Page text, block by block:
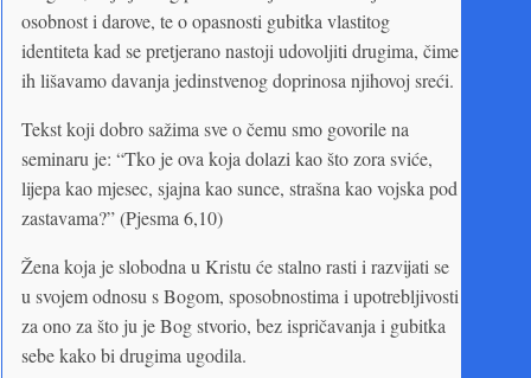
osobnost i darove, te o opasnosti gubitka vlastitog
identiteta kad se pretjerano nastoji udovoljiti drugima, čime
ih lišavamo davanja jedinstvenog doprinosa njihovoj sreći.
Tekst koji dobro sažima sve o čemu smo govorile na
seminaru je: “Tko je ova koja dolazi kao što zora sviće,
lijepa kao mjesec, sjajna kao sunce, strašna kao vojska pod
zastavama?” (Pjesma 6,10)
Žena koja je slobodna u Kristu će stalno rasti i razvijati se
u svojem odnosu s Bogom, sposobnostima i upotrebljivosti
za ono za što ju je Bog stvorio, bez ispričavanja i gubitka
sebe kako bi drugima ugodila.